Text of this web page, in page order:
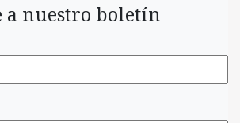
a nuestro boletín